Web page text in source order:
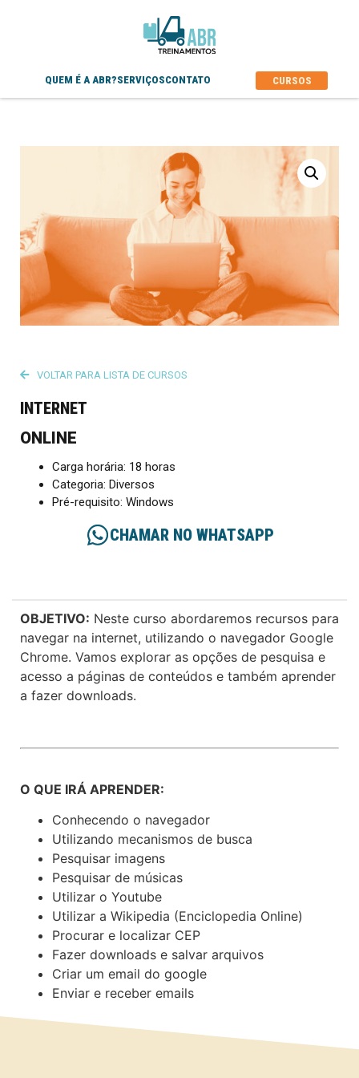
QUEM É A ABR?SERVIÇOSCONTATO CURSOS
VOLTAR PARA LISTA DE CURSOS
INTERNET
ONLINE
Carga horária: 18 horas
Categoria: Diversos
Pré-requisito: Windows
CHAMAR NO WHATSAPP
OBJETIVO: Neste curso abordaremos recursos para
navegar na internet, utilizando o navegador Google
Chrome. Vamos explorar as opções de pesquisa e
acesso a páginas de conteúdos e também aprender
a fazer downloads.
O QUE IRÁ APRENDER:
Conhecendo o navegador
Utilizando mecanismos de busca
Pesquisar imagens
Pesquisar de músicas
Utilizar o Youtube
Utilizar a Wikipedia (Enciclopedia Online)
Procurar e localizar CEP
Fazer downloads e salvar arquivos
Criar um email do google
Enviar e receber emails